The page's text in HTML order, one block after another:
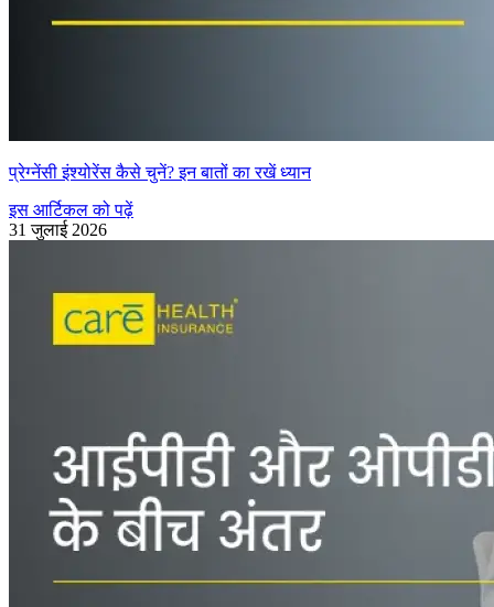
प्रेग्नेंसी इंश्योरेंस कैसे चुनें? इन बातों का रखें ध्यान
इस आर्टिकल को पढ़ें
31 जुलाई 2026